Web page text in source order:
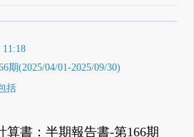
β版をはじめる
と米株版の先行利用も付きます
11:18
期(2025/04/01-2025/09/30)
括
算書：半期報告書-第166期